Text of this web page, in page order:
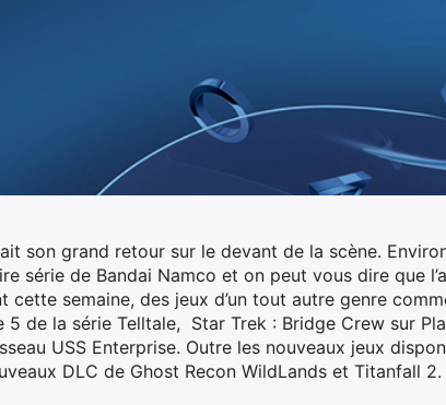
son grand retour sur le devant de la scène.
série de Bandai Namco et on peut vous dire que
cette semaine, des jeux d’un tout autre genre
5 de la série Telltale, Star Trek : Bridge Crew sur
USS Enterprise. Outre les nouveaux jeux
DLC de Ghost Recon WildLands et Titanfall 2.